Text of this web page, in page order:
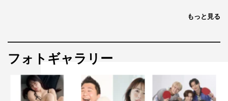
もっと見る
フォトギャラリー